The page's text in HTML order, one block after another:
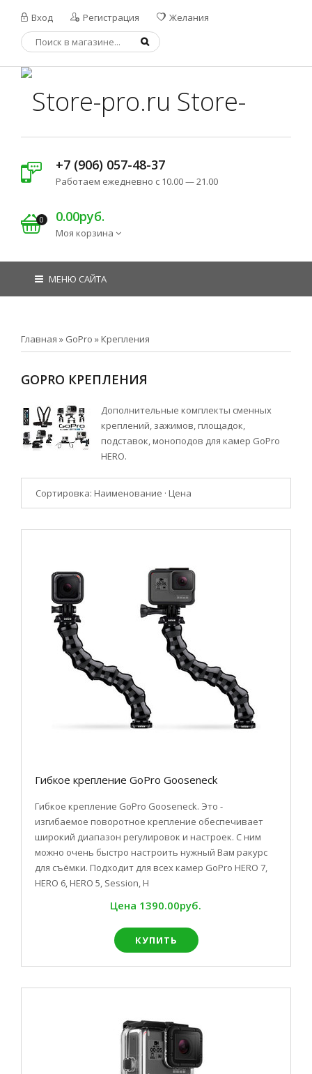
Вход Регистрация Желания
Store-
Pro.ru+7 (906) 057-48-37
Работаем ежедневно с 10.00 — 21.00
0 0.00руб.
Моя корзина
МЕНЮ САЙТА
Главная » GoPro » Крепления
GOPRO КРЕПЛЕНИЯ
Дополнительные комплекты сменных
креплений, зажимов, площадок,
подставок, моноподов для камер GoPro
HERO.
Сортировка: Наименование · Цена
Гибкое крепление GoPro Gooseneck
Гибкое крепление GoPro Gooseneck. Это -
изгибаемое поворотное крепление обеспечивает
широкий диапазон регулировок и настроек. С ним
можно очень быстро настроить нужный Вам ракурс
для съёмки. Подходит для всех камер GoPro HERO 7,
HERO 6, HERO 5, Session, H
Цена 1390.00руб.
КУПИТЬ